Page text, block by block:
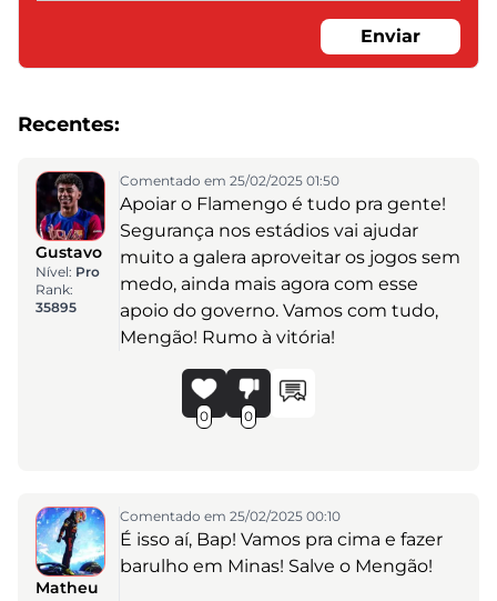
Enviar
Recentes:
Gustavo
Nível: Pro
Rank:
35895
Comentado em 25/02/2025 01:50
Apoiar o Flamengo é tudo pra gente!
Segurança nos estádios vai ajudar
muito a galera aproveitar os jogos sem
medo, ainda mais agora com esse
apoio do governo. Vamos com tudo,
Mengão! Rumo à vitória!
0 0
Matheu
Comentado em 25/02/2025 00:10
É isso aí, Bap! Vamos pra cima e fazer
barulho em Minas! Salve o Mengão!